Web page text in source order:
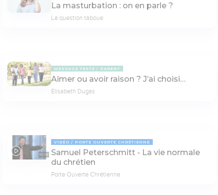
La masturbation : on en parle ?
La question taboue
MESSAGE TEXTE PARENT
Aimer ou avoir raison ? J’ai choisi…
Elisabeth Dugas
65:58
VIDÉO PORTE OUVERTE CHRÉTIENNE
Samuel Peterschmitt - La vie normale
du chrétien
Porte Ouverte Chrétienne